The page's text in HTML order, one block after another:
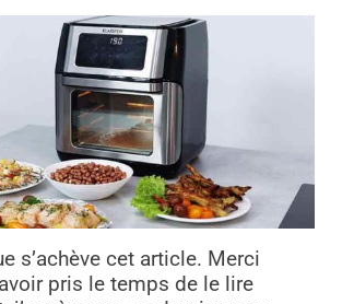
s’achève cet article. Merci
pris le temps de le lire